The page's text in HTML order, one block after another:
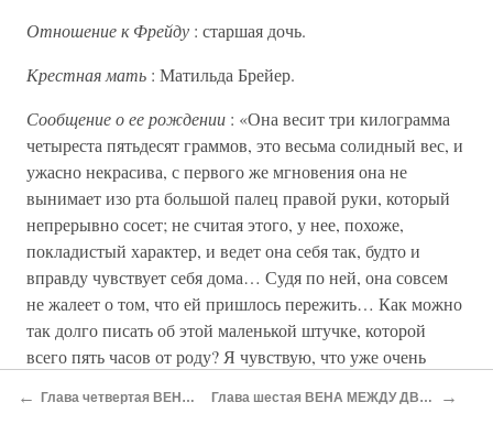
Отношение к Фрейду : старшая дочь.
Крестная мать : Матильда Брейер.
Сообщение о ее рождении : «Она весит три килограмма
четыреста пятьдесят граммов, это весьма солидный вес, и
ужасно некрасива, с первого же мгновения она не
вынимает изо рта большой палец правой руки, который
непрерывно сосет; не считая этого, у нее, похоже,
покладистый характер, и ведет она себя так, будто и
вправду чувствует себя дома… Судя по ней, она совсем
не жалеет о том, что ей пришлось пережить… Как можно
так долго писать об этой маленькой штучке, которой
всего пять часов от роду? Я чувствую, что уже очень
дня… Я устал так, как будто сам через все это прошел…
← Глава четвертая ВЕНСКИЙ ЕВРЕЙ Глава шестая ВЕНА МЕЖДУ ДВУМЯ СЕАНСАМИ →